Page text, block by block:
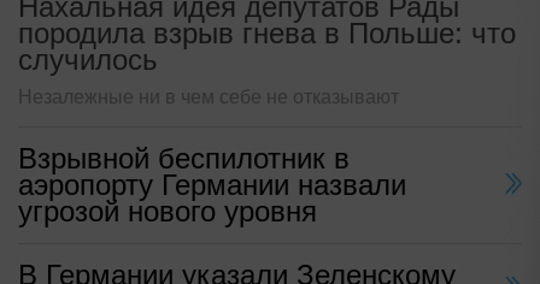
породила взрыв гнева в Польше: что
случилось
Незалежные ни в чем себе не отказывают
Взрывной беспилотник в
аэропорту Германии назвали
угрозой нового уровня
В Германии указали Зеленскому